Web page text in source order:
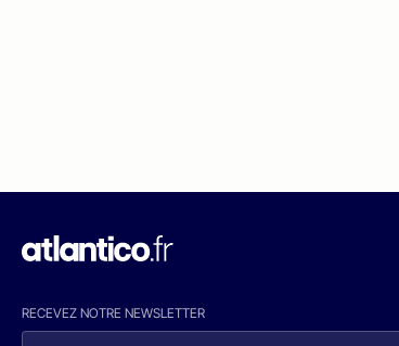
RECEVEZ NOTRE NEWSLETTER